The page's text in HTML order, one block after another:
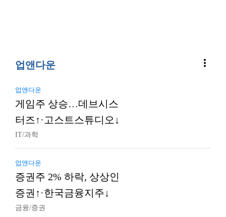
업앤다운 more_vert
업앤다운
게임주 상승…데브시스
터즈↑·고스트스튜디오↓
IT/과학
업앤다운
증권주 2% 하락, 상상인
증권↑·한국금융지주↓
금융/증권